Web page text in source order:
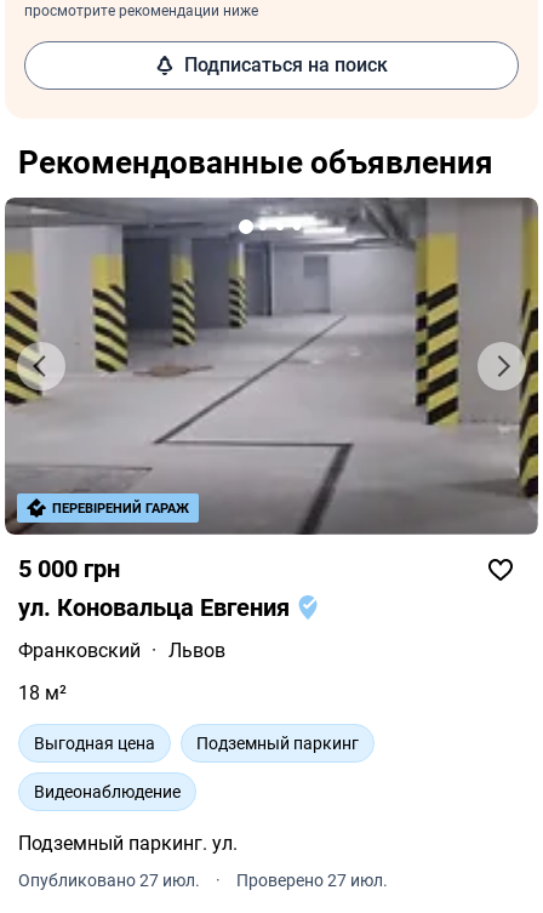
просмотрите рекомендации ниже
Подписаться на поиск
Рекомендованные объявления
5 000 грн
ул. Коновальца Евгения
Франковский · Львов
18 м²
Выгодная цена Подземный паркинг
Видеонаблюдение
Подземный паркинг. ул.
Опубликовано 27 июл. · Проверено 27 июл.
ПЕРЕВІРЕНИЙ ГАРАЖ